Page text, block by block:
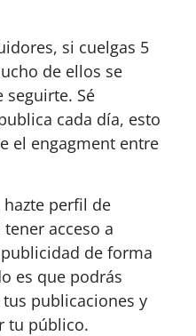
si cuelgas 5
de ellos se
seguirte. Sé
cada día, esto
el engagment entre
hazte perfil de
acceso a
de forma
es que podrás
publicaciones y
tu público.